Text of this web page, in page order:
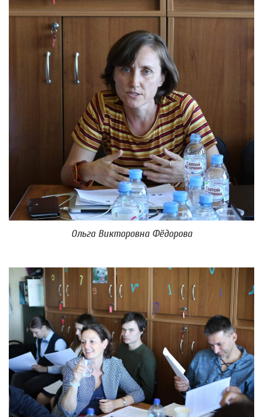
Ольга Викторовна Фёдорова